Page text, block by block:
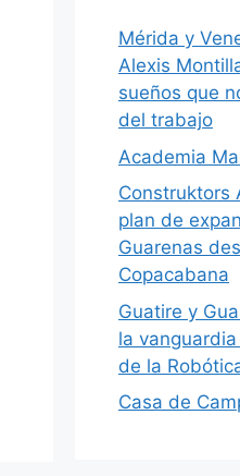
​Mérida y
Alexis
sueños que
del trabajo
Academia
Construktors
plan de
Guarenas
Copacabana
Guatire y
la
de la
Casa de